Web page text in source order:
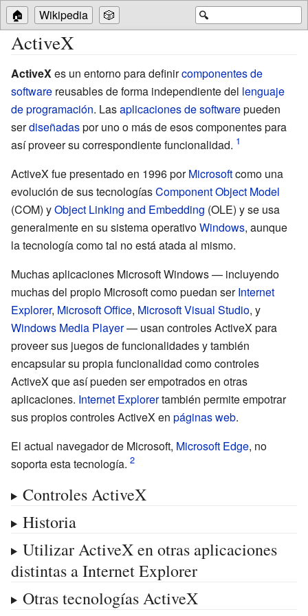
🔍
🏠 Wikipedia 🎲
ActiveX
ActiveX es un entorno para definircomponentes de
software reusables de forma independiente del lenguaje
de programación. Lasaplicaciones de softwarepueden
serdiseñadaspor uno o más de esos componentes para
así proveer su correspondiente funcionalidad.
ActiveX fue presentado en 1996 porMicrosoftcomo una
evolución de sus tecnologíasComponent Object Model
(COM) yObject Linking and Embedding (OLE) y se usa
generalmente en su sistema operativoWindows, aunque
la tecnología como tal no está atada al mismo.
Muchas aplicaciones Microsoft Windows — incluyendo
muchas del propio Microsoft como puedan serInternet
Explorer, Microsoft Office, Microsoft Visual Studio, y
Windows Media Player— usan controles ActiveX para
proveer sus juegos de funcionalidades y también
encapsular su propia funcionalidad como controles
ActiveX que así pueden ser empotrados en otras
aplicaciones. Internet Explorertambién permite empotrar
sus propios controles ActiveX en páginas web.
El actual navegador de Microsoft, Microsoft Edge, no
soporta esta tecnología.
Controles ActiveX
Historia
Utilizar ActiveX en otras aplicaciones
distintas a Internet Explorer
Otras tecnologías ActiveX